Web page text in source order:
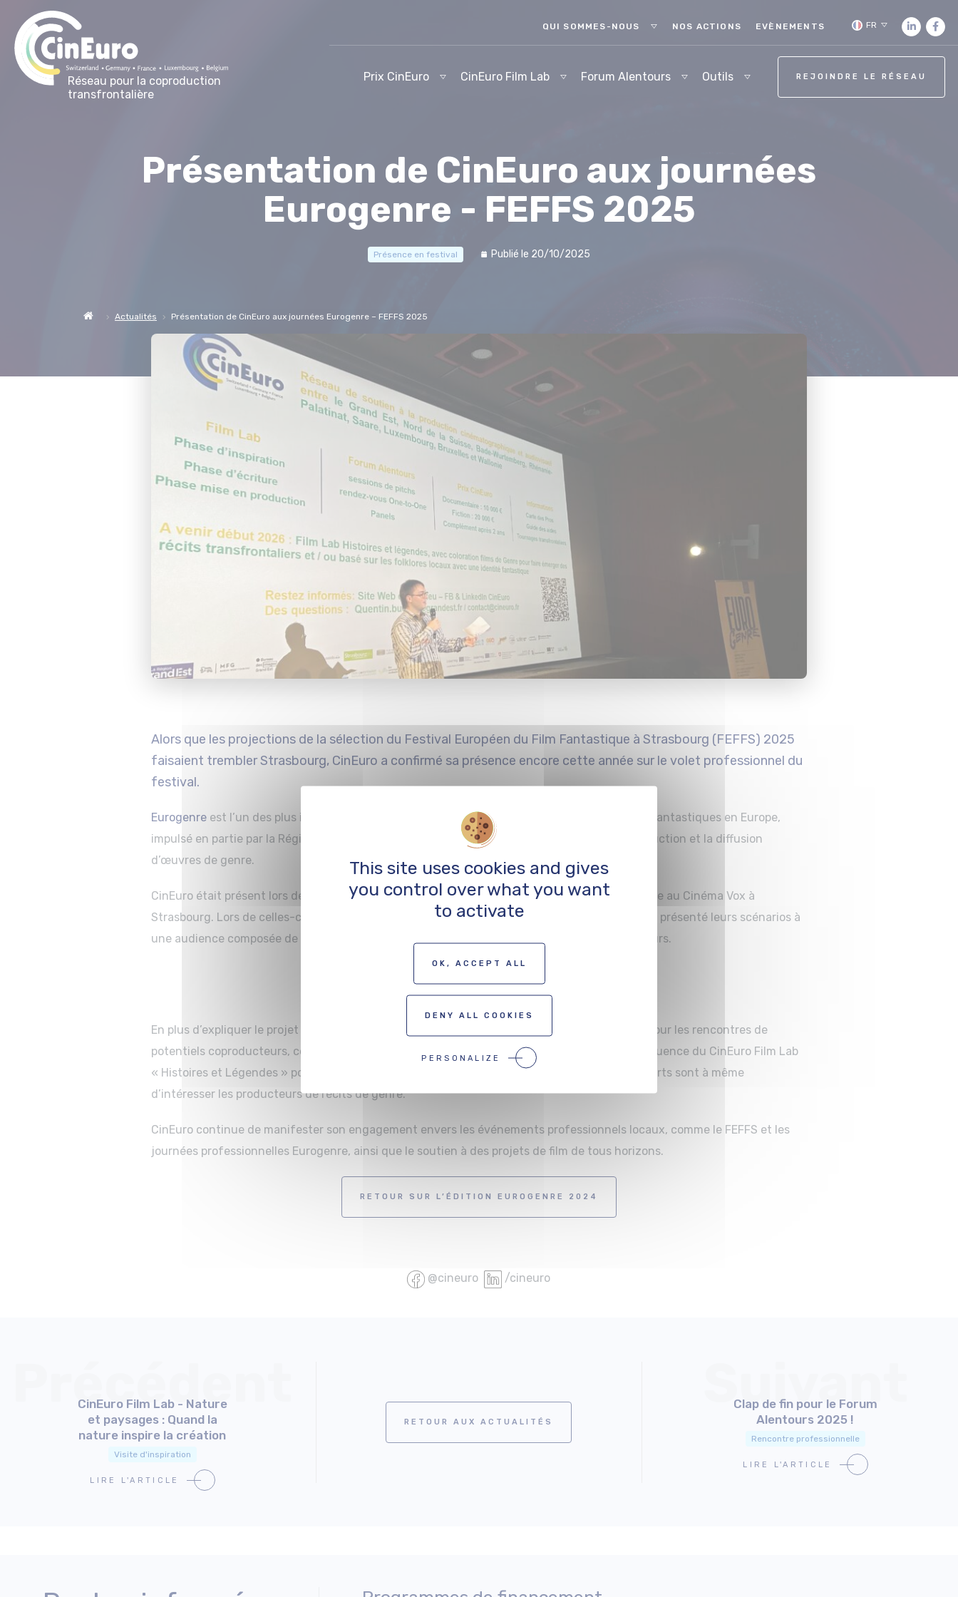
QUI SOMMES-NOUS NOS ACTIONS EVÈNEMENTS FR
Prix CinEuro CinEuro Film Lab Forum Alentours Outils REJOINDRE LE RÉSEAU
Réseau pour la coproduction
transfrontalière
Présentation de CinEuro aux journées
Eurogenre - FEFFS 2025
Présence en festival Publié le 20/10/2025
Actualités Présentation de CinEuro aux journées Eurogenre – FEFFS 2025
Alors que les projections de la sélection du Festival Européen du Film Fantastique à Strasbourg (FEFFS) 2025
faisaient trembler Strasbourg, CinEuro a confirmé sa présence encore cette année sur le volet professionnel du
festival.
Eurogenreest l’un des plus importants rendez-vous pour les producteurs et auteurs de films fantastiques en Europe,
impulsé en partie par la Région Grand Est qui s’est fait comme mission d’accompagner la production et la diffusion
d’œuvres de genre.
CinEuro était présent lors de la session de pitch d’œuvres qui s’est tenue le mardi 30 septembre au Cinéma Vox à
Strasbourg. Lors de celles-ci, les producteurs et auteurs de9 projets de long-métrages
ont présenté leurs scénarios à
une audience composée de potentiels coproducteurs mais aussi de distributeurs et de vendeurs.
PROJETS PITCHÉS À EUROGENRE 2025
En plus d’expliquer le projet CinEuro ainsi que les possibilités offertes par le Forum Alentours pour les rencontres de
potentiels coproducteurs, ce fût aussi l’occasion d’annoncer le lancement de la prochaine séquence du CinEuro Film Lab
« Histoires et Légendes » portée par la Région Grand Est en 2026, dont les différents temps forts sont à même
d’intéresser les producteurs de récits de genre.
CinEuro continue de manifester son engagement envers les événements professionnels locaux, comme le FEFFS et les
journées professionnelles Eurogenre, ainsi que le soutien à des projets de film de tous horizons.
RETOUR SUR L’ÉDITION EUROGENRE 2024
@cineuro /cineuro
Précédent
CinEuro Film Lab - Nature
et paysages : Quand la
nature inspire la création
Visite d'inspiration
LIRE L'ARTICLE
RETOUR AUX ACTUALITÉS
Suivant
Clap de fin pour le Forum
Alentours 2025 !
Rencontre professionnelle
LIRE L'ARTICLE
This site uses cookies and gives
you control over what you want
to activate
OK, ACCEPT ALL
DENY ALL COOKIES
PERSONALIZE